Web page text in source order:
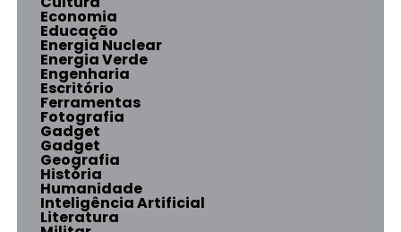
Economia
Educação
Energia Nuclear
Energia Verde
Engenharia
Escritório
Ferramentas
Fotografia
Gadget
Gadget
Geografia
História
Humanidade
Inteligência Artificial
Literatura